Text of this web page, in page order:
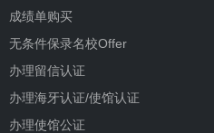
成绩单购买
无条件保录名校Offer
办理留信认证
办理海牙认证/使馆认证
办理使馆公证